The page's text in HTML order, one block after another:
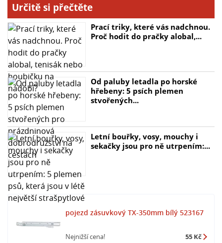
Určitě si přečtěte
Prací triky, které vás nadchnou.
Proč hodit do pračky alobal,...
Od paluby letadla po horské
hřebeny: 5 psích plemen
stvořených...
Letní bouřky, vosy, mouchy i
sekačky jsou pro ně utrpením:...
pojezd zásuvkový TX-350mm bílý 523167
Nejnižší cena! 55 Kč